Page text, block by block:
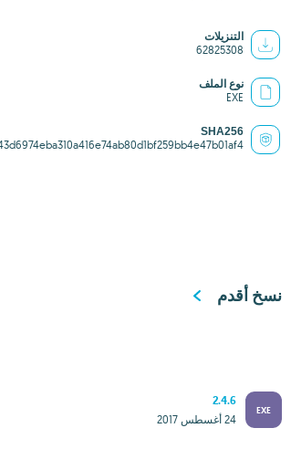
التنزيلات
62825308
نوع الملف
EXE
SHA256
نسخ أقدم
EXE
2.4.6
24 أغسطس 2017